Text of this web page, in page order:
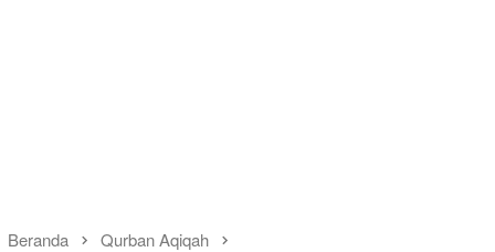
Beranda Qurban Aqiqah